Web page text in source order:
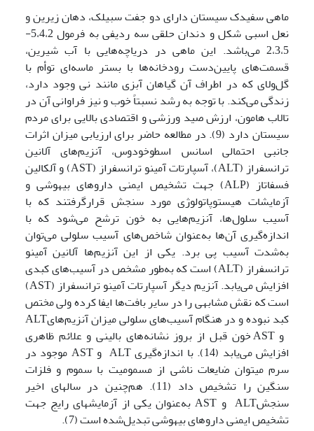
ماهی سفیدک سیستان دارای دو جفت سبیلک، دهان زیرین و
نعل اسبی شکل و دندان حلقی سه ردیفی به فرمول 5،4،2-
2،3،5 می‌باشد. این ماهی در دریاچه‌هایی با آب شیرین،
قسمت‌های پایین‌دست رودخانه‌ها با بستر ماسه‌ای توأم با
گل‌ولای که در اطراف آن گیاهان آبزی مانند نی وجود دارد،
زندگی می‌کند. با توجه به رشد نسبتاً خوب و نیز فراوانی آن در
تالاب هامون، ارزش صید ورزشی و اقتصادی بالایی برای مردم
سیستان دارد (9). در مطالعه حاضر برای ارزیابی میزان اثرات
جانبی احتمالی اسانس اسطوخودوس، آنزیم‌های آلانین
ترانسفراز (ALT)، آسپارتات آمینو ترانسفراز (AST) و آلکالین
فسفاتاز (ALP) جهت تشخیص ایمنی داروهای بیهوشی و
آزمایشات هیستوپاتولوژی مورد سنجش قرارگرفتند که با
آسیب سلول‌ها، آنزیم‌هایی به خون ترشح می‌شود که با
اندازه‌گیری آن‌ها به‌عنوان شاخص‌های آسیب سلولی می‌توان
به‌شدت آسیب پی برد. یکی از این آنزیم‌ها آلانین آمینو
ترانسفراز (ALT) است که به‌طور مشخص در آسیب‌های کبدی
افزایش می‌یابد. آنزیم دیگر آسپارتات آمینو ترانسفراز (AST)
است که نقش مشابهی را در سایر بافت‌ها ایفا کرده ولی مختص
کبد نبوده و در هنگام آسیب‌های سلولی میزان آنزیم‌هایALT
و AST خون قبل از بروز نشانه‌های بالینی و علائم ظاهری
افزایش می‌یابد (14). با اندازه‌گیری ALT و AST موجود در
سرم می­توان ضایعات ناشی از مسمومیت با سموم و فلزات
سنگین را تشخیص داد (11). هم‌چنین در سال­های اخیر
سنجشALT و AST به‌عنوان یکی از آزمایش­های رایج جهت
تشخیص ایمنی داروهای بی­هوشی تبدیل‌شده است (7).